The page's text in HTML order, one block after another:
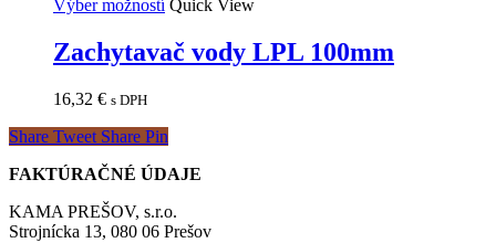
Výber možností Quick View
Zachytavač vody LPL 100mm
16,32 € s DPH
Share Tweet Share Pin
FAKTÚRAČNÉ ÚDAJE
KAMA PREŠOV, s.r.o.
Strojnícka 13, 080 06 Prešov